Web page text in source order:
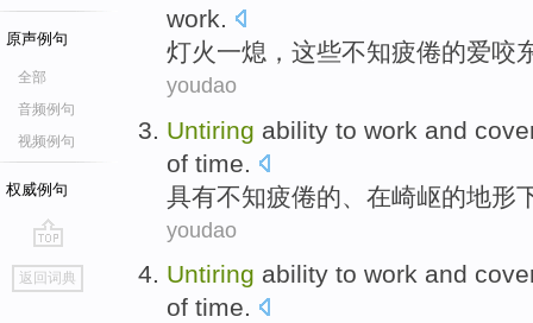
原声例句
全部
音频例句
视频例句
权威例句
go
top
返回词典
work.
灯火一熄 ， 这些不知疲倦的爱咬
youdao
Untiring ability to work and
of time.
具有不知疲倦的 、在崎岖的地形
youdao
Untiring ability to work and
of time.